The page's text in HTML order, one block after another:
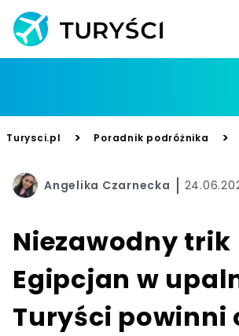
Turysci.pl > Poradnik podróżnika >
Angelika Czarnecka
Niezawodny trik
Egipcjan w
Turyści powinni